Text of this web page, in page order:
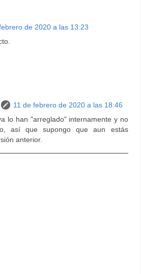
de 2020 a las 13:23
11 de febrero de 2020 a las 18:46
lo han "arreglado" internamente y no
así que supongo que aun estás
anterior.